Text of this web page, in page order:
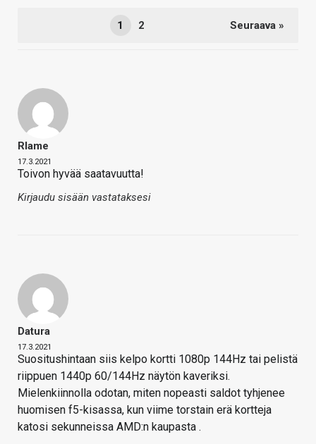
1 2 Seuraava »
Rlame
17.3.2021
Toivon hyvää saatavuutta!
Kirjaudu sisään vastataksesi
Datura
17.3.2021
Suositushintaan siis kelpo kortti 1080p 144Hz tai pelistä
riippuen 1440p 60/144Hz näytön kaveriksi.
Mielenkiinnolla odotan, miten nopeasti saldot tyhjenee
huomisen f5-kisassa, kun viime torstain erä kortteja
katosi sekunneissa AMD:n kaupasta .